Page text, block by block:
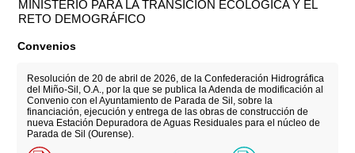
MINISTERIO PARA LA TRANSICIÓN ECOLÓGICA Y EL
RETO DEMOGRÁFICO
Convenios
Resolución de 20 de abril de 2026, de la Confederación Hidrográfica
del Miño-Sil, O.A., por la que se publica la Adenda de modificación al
Convenio con el Ayuntamiento de Parada de Sil, sobre la
financiación, ejecución y entrega de las obras de construcción de
nueva Estación Depuradora de Aguas Residuales para el núcleo de
Parada de Sil (Ourense).